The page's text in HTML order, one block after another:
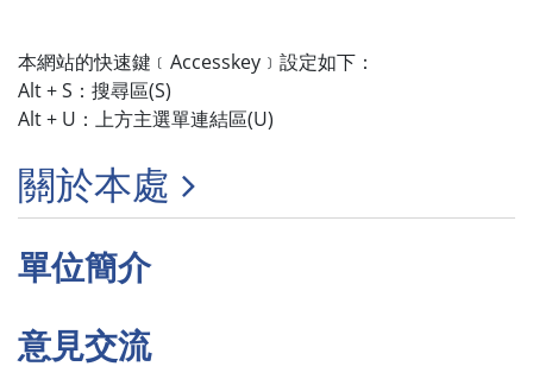
本網站的快速鍵﹝Accesskey﹞設定如下：
Alt + S：搜尋區(S)
Alt + U：上方主選單連結區(U)
關於本處
單位簡介
意見交流